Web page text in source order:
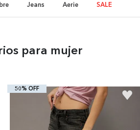
Jeans Aerie SALE
para mujer
50% OFF